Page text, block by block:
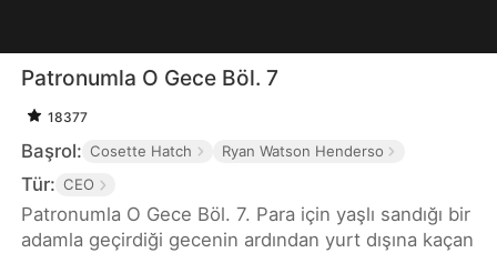
Patronumla O Gece Böl. 7
18377
Başrol: Cosette Hatch Ryan Watson Henderso
Tür: CEO
Patronumla O Gece Böl. 7. Para için yaşlı sandığı bir
adamla geçirdiği gecenin ardından yurt dışına kaçan